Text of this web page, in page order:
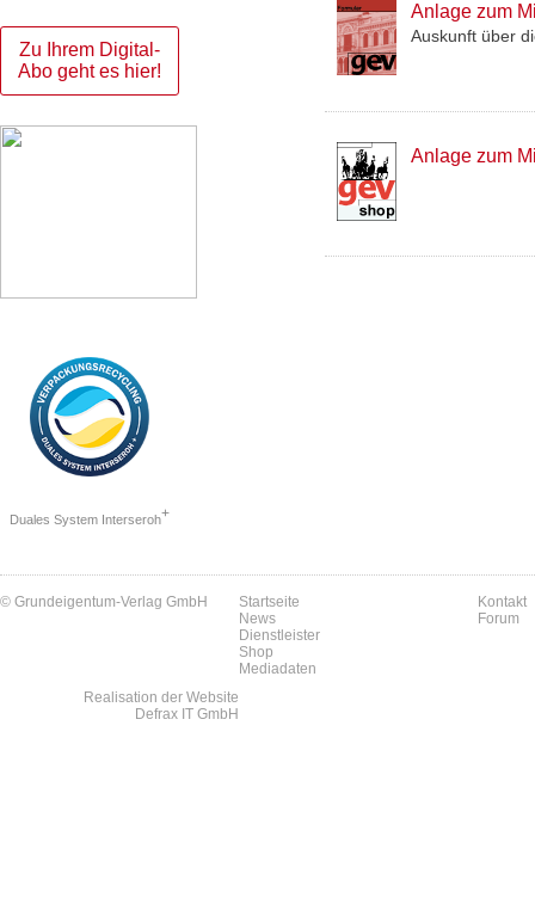
Zu Ihrem Digital-
Abo geht es hier!
Duales System Interseroh+
Anlage zum
Auskunft über
Anlage zum
© Grundeigentum-Verlag GmbH
Startseite
News
Dienstleister
Shop
Mediadaten
Kontakt
Forum
Realisation der Website
Defrax IT GmbH